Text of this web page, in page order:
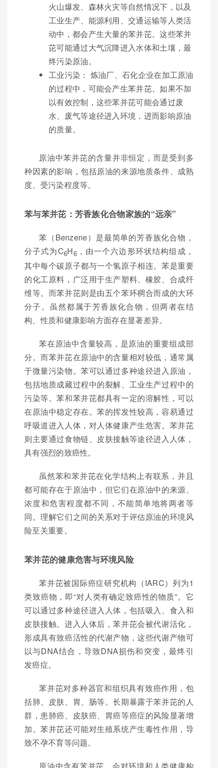
火山爆发、森林火灾等自然情况下，以及
工业生产、能源利用、交通运输等人类活
动中，都会产生大量的苯并芘。这些苯并
芘可能通过大气沉降进入水体和土壤，最
终污染原油。
工业污染： 炼油厂、石化企业在加工原油
的过程中，可能会产生苯并芘。如果不加
以有效控制，这些苯并芘可能会通过废
水、废气等途径进入环境，进而影响原油
的质量。
原油中苯并芘的含量并非恒定，而是受到多
种因素的影响，包括原油的来源地质条件、成熟
度、受污染程度等。
苯与苯并芘：芳香族化合物家族的“远亲”
苯（Benzene）是最简单的芳香族化合物，
分子式为C6H6，由一个六边形环状结构组成，
其中每个碳原子都与一个氢原子相连。苯是重要
的化工原料，广泛用于生产塑料、橡胶、合成纤
维等。而苯并芘则是由五个苯环稠合而成的大环
分子。虽然都属于芳香族化合物，但两者在结
构、性质和健康影响方面存在显著差异。
苯在原油中含量较高，是原油的重要组成部
分。而苯并芘在原油中的含量相对较低，通常属
于微量污染物。苯可以通过多种途径进入原油，
包括地质成藏过程中的裂解、工业生产过程中的
污染等。苯和苯并芘都具有一定的溶解性，可以
在原油中稳定存在。苯的挥发性较高，容易通过
呼吸道进入人体，对人体健康产生危害。苯并芘
则主要通过食物链、皮肤接触等途径进入人体，
具有强烈的致癌性。
虽然苯和苯并芘在化学结构上有联系，并且
都可能存在于原油中，但它们在原油中的来源、
浓度和危害程度都不同，不能简单地将两者等
同。理解它们之间的关系对于评估原油的环境风
险至关重要。
苯并芘的健康危害与环境风险
苯并芘被国际癌症研究机构（IARC）列为1
类致癌物，即“对人类有确定致癌性的物质”。它
可以通过多种途径进入人体，包括吸入、食入和
皮肤接触。进入人体后，苯并芘会被代谢活化，
形成具有致癌活性的代谢产物，这些代谢产物可
以与DNA结合，导致DNA损伤和突变，最终引
发癌症。
苯并芘对多种器官和组织具有致癌作用，包
括肺、皮肤、胃、肠等。长期暴露于苯并芘的人
群，患肺癌、皮肤癌、胃癌等癌症的风险显著增
加。苯并芘还可能对生殖系统产生毒性作用，导
致不孕不育等问题。